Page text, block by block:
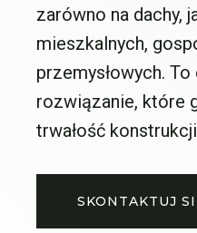
zarówno na dachy,
mieszkalnych,
przemysłowych.
rozwiązanie, które
trwałość
SKONTAKTUJ